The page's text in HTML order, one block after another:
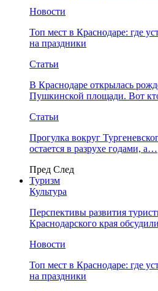
Новости
Топ мест в Краснодаре: где
на праздники
Статьи
В Краснодаре открылась
Пушкинской площади. Вот
Статьи
Прогулка вокруг
остается в разрухе годами, а…
Пред След
Туризм
Культура
Перспективы развития
Краснодарского края
Новости
Топ мест в Краснодаре: где
на праздники